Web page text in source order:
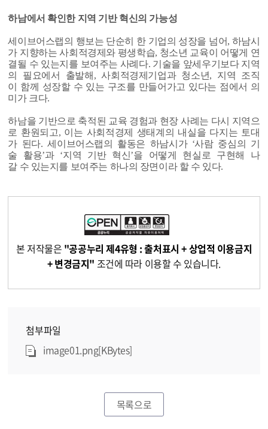
하남에서 확인한 지역 기반 혁신의 가능성
세이브어스랩의 행보는 단순히 한 기업의 성장을 넘어, 하남시
가 지향하는 사회적경제와 평생학습, 청소년 교육이 어떻게 연
결될 수 있는지를 보여주는 사례다. 기술을 앞세우기보다 지역
의 필요에서 출발해, 사회적경제기업과 청소년, 지역 조직
이 함께 성장할 수 있는 구조를 만들어가고 있다는 점에서 의
미가 크다.
하남을 기반으로 축적된 교육 경험과 현장 사례는 다시 지역으
로 환원되고, 이는 사회적경제 생태계의 내실을 다지는 토대
가 된다. 세이브어스랩의 활동은 하남시가 ‘사람 중심의 기
술 활용’과 ‘지역 기반 혁신’을 어떻게 현실로 구현해 나
갈 수 있는지를 보여주는 하나의 장면이라 할 수 있다.
본 저작물은 "공공누리 제4유형 : 출처표시 + 상업적 이용금지
+ 변경금지" 조건에 따라 이용할 수 있습니다.
첨부파일
image01.png[KBytes]
목록으로